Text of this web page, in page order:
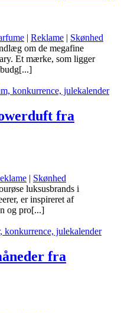
| Reklame | Skønhed
om de megafine
Et mærke, som ligger
fra
| Skønhed
luksusbrands i
er inspireret af
og pro[...]
fra